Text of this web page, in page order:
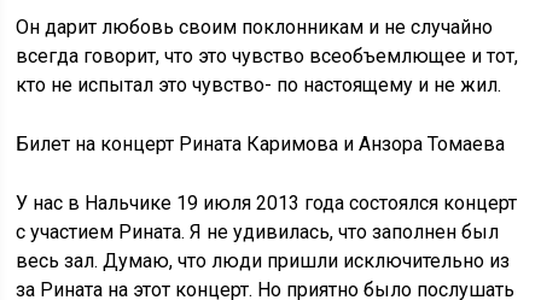
Он дарит любовь своим поклонникам и не случайно
всегда говорит, что это чувство всеобъемлющее и тот,
кто не испытал это чувство- по настоящему и не жил.
Билет на концерт Рината Каримова и Анзора Томаева
У нас в Нальчике 19 июля 2013 года состоялся концерт
с участием Рината. Я не удивилась, что заполнен был
весь зал. Думаю, что люди пришли исключительно из
за Рината на этот концерт. Но приятно было послушать